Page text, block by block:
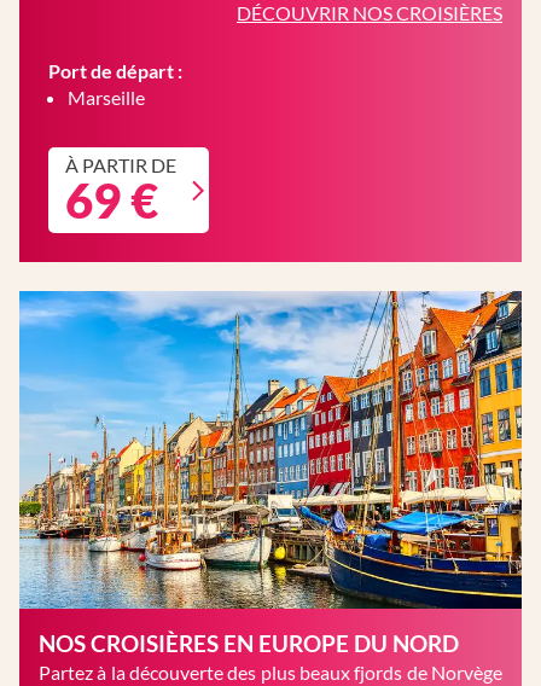
DÉCOUVRIR NOS CROISIÈRES
Port de départ :
Marseille
À PARTIR DE
69 €
NOS CROISIÈRES EN EUROPE DU NORD
Partez à la découverte des plus beaux fjords de Norvège